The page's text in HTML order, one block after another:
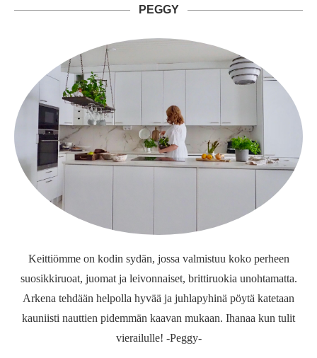
PEGGY
Keittiömme on kodin sydän, jossa valmistuu koko perheen
suosikkiruoat, juomat ja leivonnaiset, brittiruokia unohtamatta.
Arkena tehdään helpolla hyvää ja juhlapyhinä pöytä katetaan
kauniisti nauttien pidemmän kaavan mukaan. Ihanaa kun tulit
vierailulle! -Peggy-